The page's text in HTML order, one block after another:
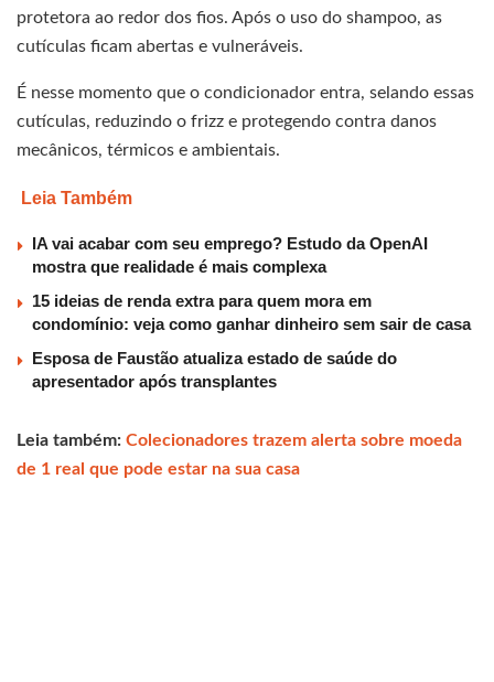
protetora ao redor dos fios. Após o uso do shampoo, as
cutículas ficam abertas e vulneráveis.
É nesse momento que o condicionador entra, selando essas
cutículas, reduzindo o frizz e protegendo contra danos
mecânicos, térmicos e ambientais.
Leia Também
IA vai acabar com seu emprego? Estudo da OpenAI
mostra que realidade é mais complexa
15 ideias de renda extra para quem mora em
condomínio: veja como ganhar dinheiro sem sair de casa
Esposa de Faustão atualiza estado de saúde do
apresentador após transplantes
Leia também: Colecionadores trazem alerta sobre moeda
de 1 real que pode estar na sua casa